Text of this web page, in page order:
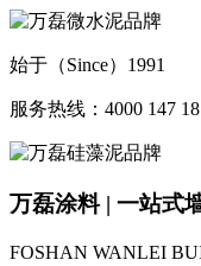
始于（Since）1991
服务热线：4000 147
万磊涂料 | 一站式
FOSHAN WANLEI